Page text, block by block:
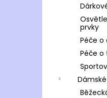
prvky
Péče o
Péče o